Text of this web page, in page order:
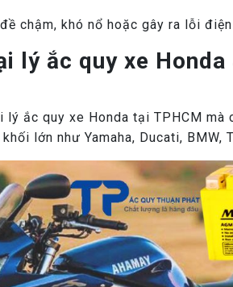
chậm, khó nổ hoặc gây ra lỗi
lý ắc quy xe
lý ắc quy xe Honda tại TPHCM mà
lớn như Yamaha, Ducati, BMW,